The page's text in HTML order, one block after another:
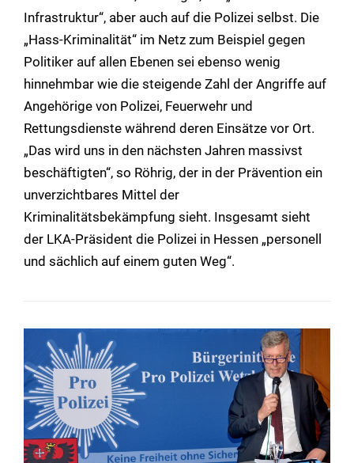
Infrastruktur“, aber auch auf die Polizei selbst. Die
„Hass-Kriminalität“ im Netz zum Beispiel gegen
Politiker auf allen Ebenen sei ebenso wenig
hinnehmbar wie die steigende Zahl der Angriffe auf
Angehörige von Polizei, Feuerwehr und
Rettungsdienste während deren Einsätze vor Ort.
„Das wird uns in den nächsten Jahren massivst
beschäftigten“, so Röhrig, der in der Prävention ein
unverzichtbares Mittel der
Kriminalitätsbekämpfung sieht. Insgesamt sieht
der LKA-Präsident die Polizei in Hessen „personell
und sächlich auf einem guten Weg“.